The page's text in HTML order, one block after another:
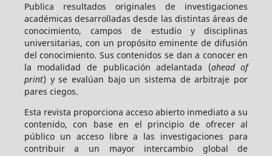
Publica resultados originales de investigaciones
académicas desarrolladas desde las distintas áreas de
conocimiento, campos de estudio y disciplinas
universitarias, con un propósito eminente de difusión
del conocimiento. Sus contenidos se dan a conocer en
la modalidad de publicación adelantada (ahead of
print) y se evalúan bajo un sistema de arbitraje por
pares ciegos.
Esta revista proporciona acceso abierto inmediato a su
contenido, con base en el principio de ofrecer al
público un acceso libre a las investigaciones para
contribuir a un mayor intercambio global de